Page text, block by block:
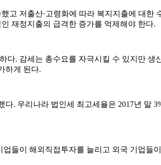
고 저출산·고령화에 따라 복지지출에 대
재정지출의 급격한 증가를 억제해야 한다.
다. 감세는 총수요를 자극시킬 수 있지만
하게 된다.
. 우리나라 법인세 최고세율은 2017년 말
들이 해외직접투자를 늘리고 외국 기업